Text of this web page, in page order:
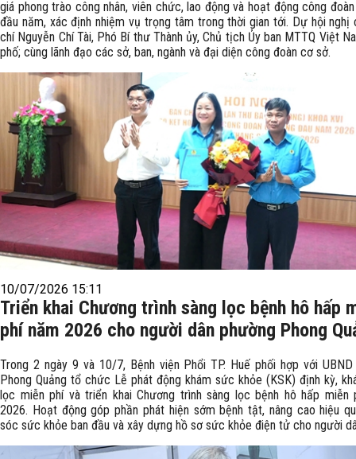
giá phong trào công nhân, viên chức, lao động và hoạt động công
đầu năm, xác định nhiệm vụ trọng tâm trong thời gian tới. Dự hội nghị
chí Nguyễn Chí Tài, Phó Bí thư Thành ủy, Chủ tịch Ủy ban MTTQ Việt
phố; cùng lãnh đạo các sở, ban, ngành và đại diện công đoàn cơ sở.
10/07/2026 15:11
Triển khai Chương trình sàng lọc bệnh hô hấp
phí năm 2026 cho người dân phường Phong
Trong 2 ngày 9 và 10/7, Bệnh viện Phổi TP. Huế phối hợp với
Phong Quảng tổ chức Lễ phát động khám sức khỏe (KSK) định kỳ,
lọc miễn phí và triển khai Chương trình sàng lọc bệnh hô hấp miễn
2026. Hoạt động góp phần phát hiện sớm bệnh tật, nâng cao hiệu
sóc sức khỏe ban đầu và xây dựng hồ sơ sức khỏe điện tử cho người